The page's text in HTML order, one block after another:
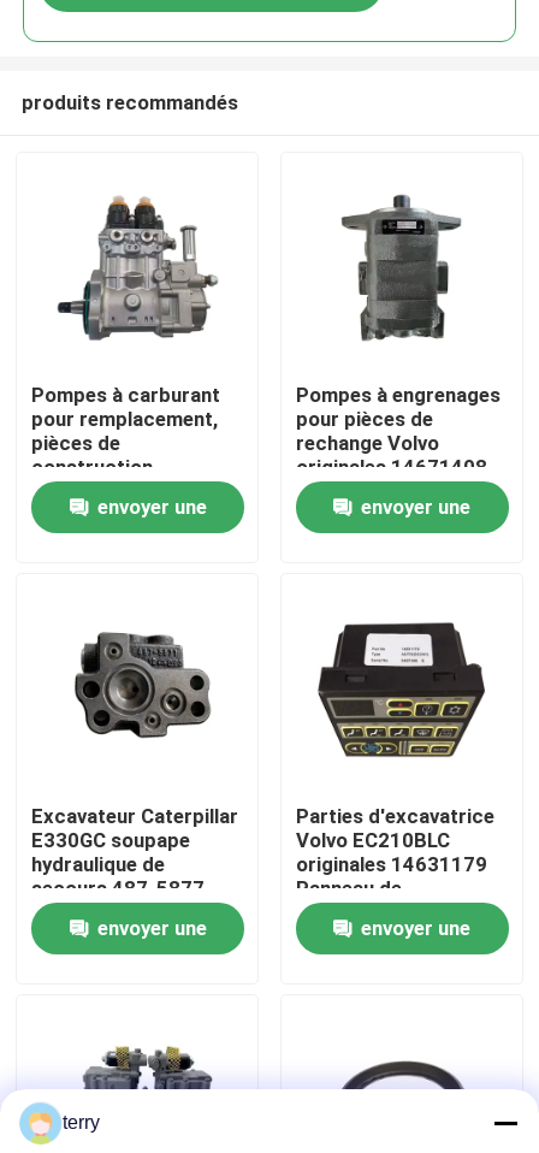
Aperçu
Produits
Visite d'usine
Contact
nouvelles
Pièces de rechange de Liugong
Pièces de rechange Cummins
produits recommandés
Pompes à carburant
pour remplacement,
pièces de
construction
originales 20R-0819
envoyer une
Pompes à engrenages
pour pièces de
rechange Volvo
originales 14671408
Application pour
l'entretien des pièces
EC750DL
envoyer une
Excavateur Caterpillar
E330GC soupape
hydraulique de
secours 487-5877
pour l'Amérique
envoyer une
Parties d'excavatrice
Volvo EC210BLC
originales 14631179
Panneau de
commande de
climatisation à
remplacer
envoyer une
terry